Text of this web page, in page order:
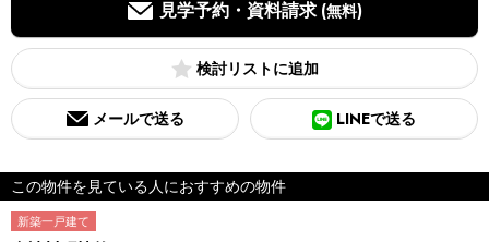
見学予約・資料請求 (無料)
検討リスト
メールで送る LINEで送る
この物件を見ている人におすすめの物件
新築一戸建て